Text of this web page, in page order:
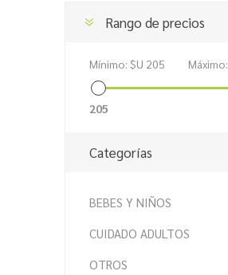
Rango de precios
Mínimo: $U 205 Máximo:
205
Categorías
BEBES Y NIÑOS
CUIDADO ADULTOS
OTROS